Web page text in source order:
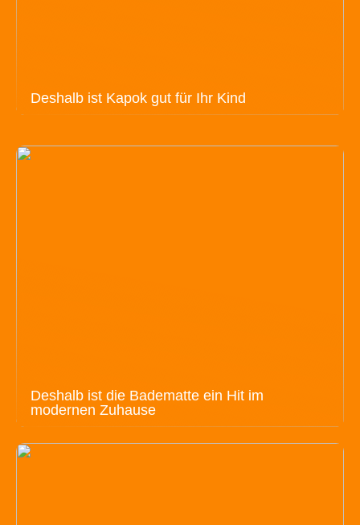
Deshalb ist Kapok gut für Ihr Kind
Deshalb ist die Badematte ein Hit im
modernen Zuhause